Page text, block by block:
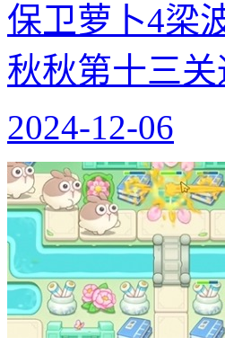
保卫萝卜4梁
秋秋第十三
2024-12-06